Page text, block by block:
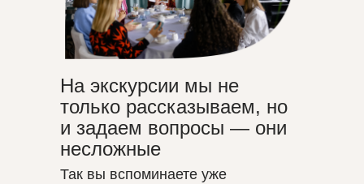
Так вы вспоминаете уже
На экскурсии мы не
только рассказываем, но
и задаем вопросы — они
несложные